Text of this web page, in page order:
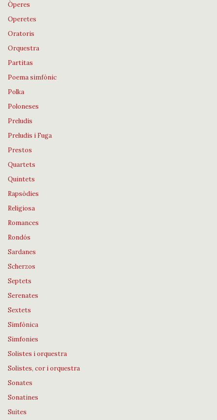
Òperes
Operetes
Oratoris
Orquestra
Partitas
Poema simfònic
Polka
Poloneses
Preludis
Preludis i Fuga
Prestos
Quartets
Quintets
Rapsòdies
Religiosa
Romances
Rondós
Sardanes
Scherzos
Septets
Serenates
Sextets
Simfònica
Simfonies
Solistes i orquestra
Solistes, cor i orquestra
Sonates
Sonatines
Suites